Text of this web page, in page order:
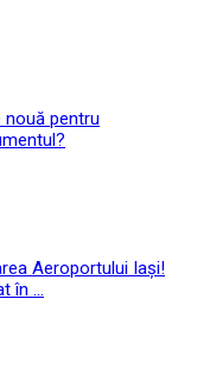
pentru
Aeroportului Iași!
...